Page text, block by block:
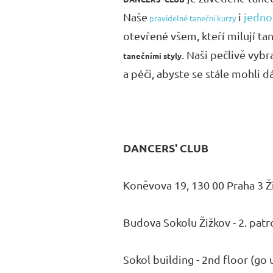
Naše pravidelné taneční kurzy i
otevřené všem, kteří milují
tanečními styly . Naši pečlivě
a péči, abyste se stále mohli
DANCERS' CLUB
Koněvova 19, 130 00 Praha 3
Budova Sokolu Žižkov - 2.
Sokol building - 2nd floor